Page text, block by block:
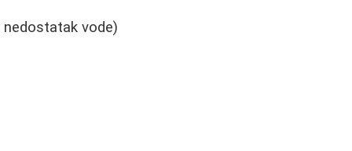
vode)